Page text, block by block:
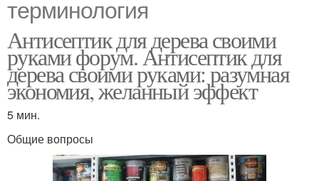
терминология
Антисептик для дерева своими
руками форум. Антисептик для
дерева своими руками: разумная
экономия, желанный эффект
5 мин.
Общие вопросы